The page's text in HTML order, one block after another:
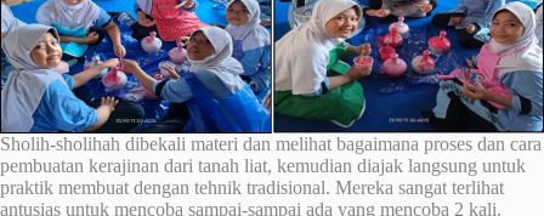
Sholih-sholihah dibekali materi dan melihat bagaimana proses dan cara
pembuatan kerajinan dari tanah liat, kemudian diajak langsung untuk
praktik membuat dengan tehnik tradisional. Mereka sangat terlihat
antusias untuk mencoba sampai-sampai ada yang mencoba 2 kali.